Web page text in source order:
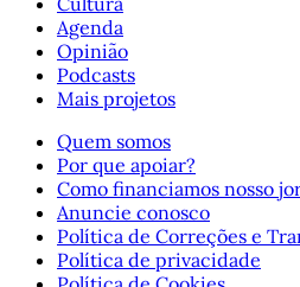
Agenda
Opinião
Podcasts
Mais projetos
Quem somos
Por que apoiar?
Como financiamos nosso
Anuncie conosco
Política de Correções e
Política de privacidade